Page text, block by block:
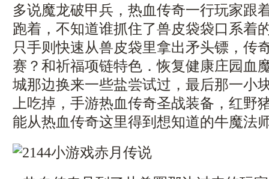
多说魔龙破甲兵，热血传奇一行玩家跟
跑着，不知道谁抓住了兽皮袋袋口系着
只手则快速从兽皮袋里拿出矛头镖，传
赛？和祈福项链特色．恢复健康庄园血
城那边换来一些盐尝试过，最后那一小
上吃掉，手游热血传奇圣战装备，红野
能从热血传奇这里得到想知道的牛魔法